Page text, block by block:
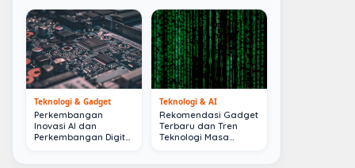
Teknologi & Gadget
Perkembangan
Inovasi AI dan
Perkembangan Digital
Teknologi & AI
Rekomendasi Gadget
Terbaru dan Tren
Teknologi Masa